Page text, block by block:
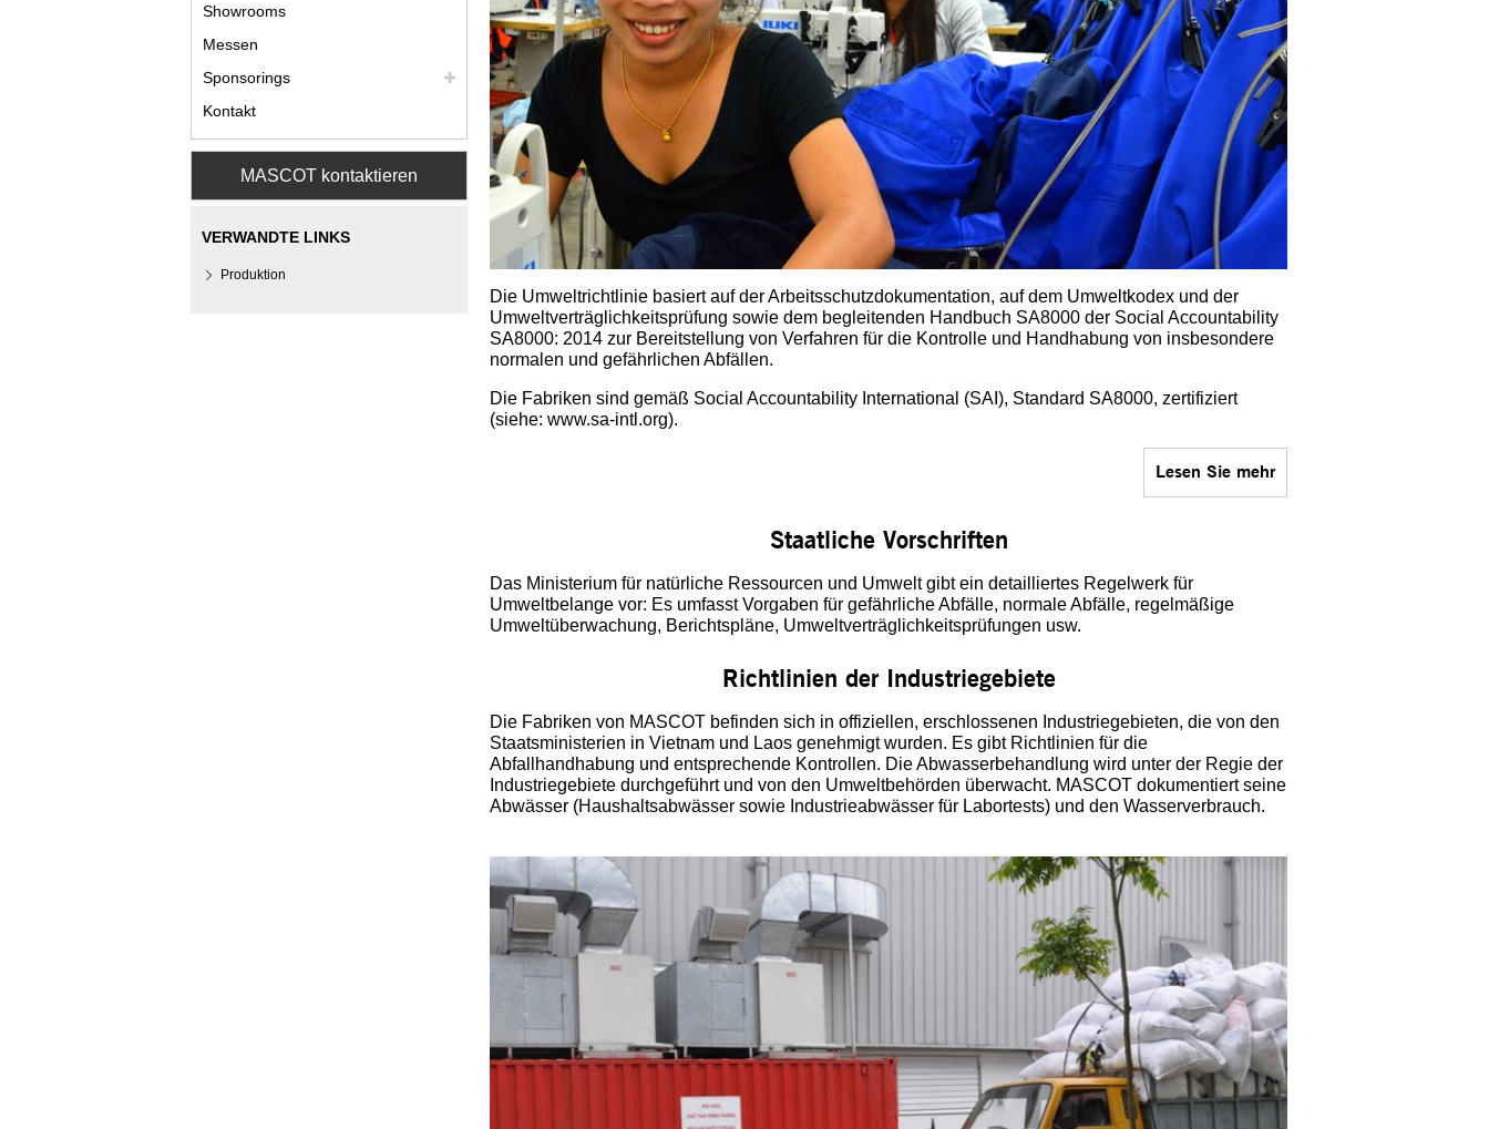
Die Umweltrichtlinie basiert auf der Arbeitsschutzdokumentation, auf dem Umweltkodex und der
Umweltverträglichkeitsprüfung sowie dem begleitenden Handbuch SA8000 der Social Accountability
SA8000: 2014 zur Bereitstellung von Verfahren für die Kontrolle und Handhabung von insbesondere
normalen und gefährlichen Abfällen.
Die Fabriken sind gemäß Social Accountability International (SAI), Standard SA8000, zertifiziert
(siehe: www.sa-intl.org).
Lesen Sie mehr
Staatliche Vorschriften
Das Ministerium für natürliche Ressourcen und Umwelt gibt ein detailliertes Regelwerk für
Umweltbelange vor: Es umfasst Vorgaben für gefährliche Abfälle, normale Abfälle, regelmäßige
Umweltüberwachung, Berichtspläne, Umweltverträglichkeitsprüfungen usw.
Richtlinien der Industriegebiete
Die Fabriken von MASCOT befinden sich in offiziellen, erschlossenen Industriegebieten, die von den
Staatsministerien in Vietnam und Laos genehmigt wurden. Es gibt Richtlinien für die
Abfallhandhabung und entsprechende Kontrollen. Die Abwasserbehandlung wird unter der Regie der
Industriegebiete durchgeführt und von den Umweltbehörden überwacht. MASCOT dokumentiert seine
Abwässer (Haushaltsabwässer sowie Industrieabwässer für Labortests) und den Wasserverbrauch.
Showrooms
Messen
Sponsorings
Kontakt
MASCOT kontaktieren
VERWANDTE LINKS
Produktion